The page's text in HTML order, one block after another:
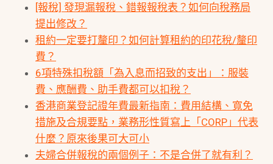
[報稅] 發現漏報稅、錯報報稅表？如何向稅務局
提出修改？
租約一定要打釐印？如何計算租約的印花稅/釐印
費？
6項特殊扣稅額「為入息而招致的支出」：服裝
費、應酬費、助手費都可以扣稅？
香港商業登記證年費最新指南：費用結構、寬免
措施及合規要點，業務形性質寫上「CORP」代表
什麼？原來後果可大可小
夫婦合併報稅的兩個例子：不是合併了就有利？